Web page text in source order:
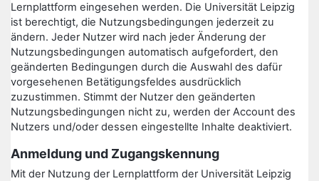
Lernplattform eingesehen werden. Die Universität Leipzig
ist berechtigt, die Nutzungsbedingungen jederzeit zu
ändern. Jeder Nutzer wird nach jeder Änderung der
Nutzungsbedingungen automatisch aufgefordert, den
geänderten Bedingungen durch die Auswahl des dafür
vorgesehenen Betätigungsfeldes ausdrücklich
zuzustimmen. Stimmt der Nutzer den geänderten
Nutzungsbedingungen nicht zu, werden der Account des
Nutzers und/oder dessen eingestellte Inhalte deaktiviert.
Anmeldung und Zugangskennung
Mit der Nutzung der Lernplattform der Universität Leipzig